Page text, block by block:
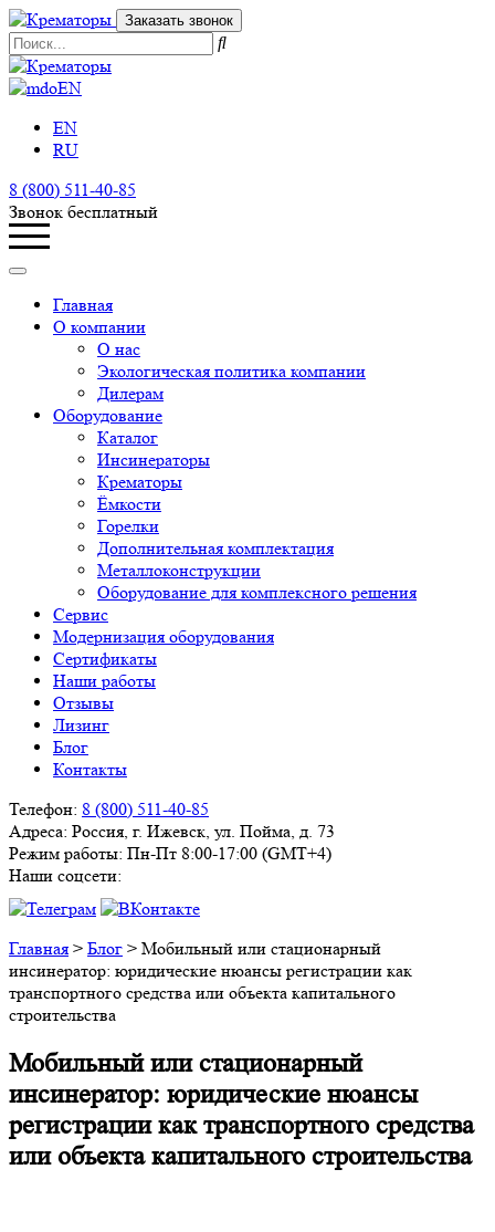
Заказать звонок
EN
EN
RU
8 (800) 511-40-85
Звонок бесплатный
Главная
О компании
О нас
Экологическая политика компании
Дилерам
Оборудование
Каталог
Инсинераторы
Крематоры
Ёмкости
Горелки
Дополнительная комплектация
Металлоконструкции
Оборудование для комплексного решения
Сервис
Модернизация оборудования
Сертификаты
Наши работы
Отзывы
Лизинг
Блог
Контакты
Телефон: 8 (800) 511-40-85
Адреса: Россия, г. Ижевск, ул. Пойма, д. 73
Режим работы: Пн-Пт 8:00-17:00 (GMT+4)
Наши соцсети:
Главная > Блог > Мобильный или стационарный
инсинератор: юридические нюансы регистрации как
транспортного средства или объекта капитального
строительства
Мобильный или стационарный
инсинератор: юридические нюансы
регистрации как транспортного средства
или объекта капитального строительства